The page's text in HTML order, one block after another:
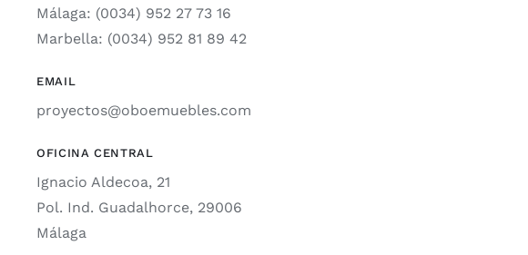
Málaga: (0034) 952 27 73 16
Marbella: (0034) 952 81 89 42
EMAIL
proyectos@oboemuebles.com
OFICINA CENTRAL
Ignacio Aldecoa, 21
Pol. Ind. Guadalhorce, 29006
Málaga